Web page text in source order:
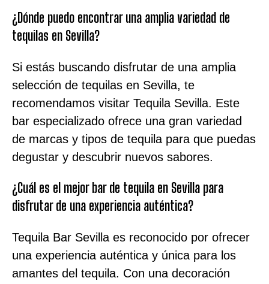
¿Dónde puedo encontrar una amplia variedad de
tequilas en Sevilla?
Si estás buscando disfrutar de una amplia
selección de tequilas en Sevilla, te
recomendamos visitar Tequila Sevilla. Este
bar especializado ofrece una gran variedad
de marcas y tipos de tequila para que puedas
degustar y descubrir nuevos sabores.
¿Cuál es el mejor bar de tequila en Sevilla para
disfrutar de una experiencia auténtica?
Tequila Bar Sevilla es reconocido por ofrecer
una experiencia auténtica y única para los
amantes del tequila. Con una decoración